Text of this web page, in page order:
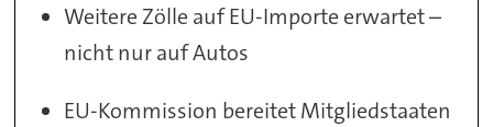
Weitere Zölle auf EU-Importe erwartet –
nicht nur auf Autos
EU-Kommission bereitet Mitgliedstaaten